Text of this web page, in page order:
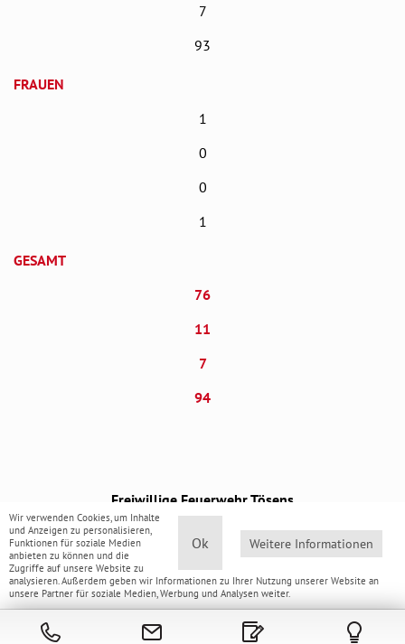
Ok Weitere Informationen
Wir verwenden Cookies, um Inhalte
und Anzeigen zu personalisieren,
Funktionen für soziale Medien
anbieten zu können und die
Zugriffe auf unsere Website zu
analysieren. Außerdem geben wir Informationen zu Ihrer Nutzung unserer Website an
unsere Partner für soziale Medien, Werbung und Analysen weiter.
7
93
FRAUEN
1
0
0
1
GESAMT
76
11
7
94
Freiwillige Feuerwehr Tösens
Steinach 44 · 6541 Tösens
Tel
+43 5477 21928
toesens@feuerwehr.tirol
www.ff-toesens.at